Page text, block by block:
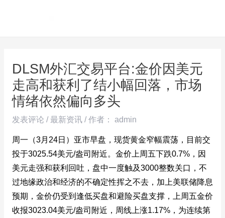
DLSM外汇交易平台:金价因美元
走高和获利了结小幅回落，市场
情绪依然偏向多头
发表评论 /最新资讯/ 作者： admin
周一（3月24日）亚市早盘，现货黄金窄幅震荡，目前交
投于3025.54美元/盎司附近。金价上周五下跌0.7%，因
美元走强和获利回吐，盘中一度触及3000整数关口，不
过地缘政治和经济的不确定性挥之不去，加上美联储降息
预期，金价仍受到逢低买盘和避险买盘支撑，上周五金价
收报3023.04美元/盎司附近，周线上涨1.17%，为连续第